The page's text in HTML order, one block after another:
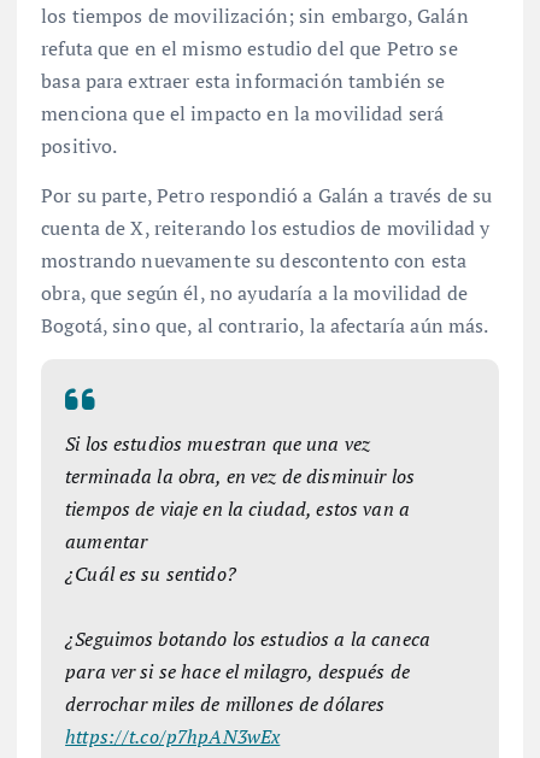
los tiempos de movilización; sin embargo, Galán
refuta que en el mismo estudio del que Petro se
basa para extraer esta información también se
menciona que el impacto en la movilidad será
positivo.
Por su parte, Petro respondió a Galán a través de su
cuenta de X, reiterando los estudios de movilidad y
mostrando nuevamente su descontento con esta
obra, que según él, no ayudaría a la movilidad de
Bogotá, sino que, al contrario, la afectaría aún más.
Si los estudios muestran que una vez
terminada la obra, en vez de disminuir los
tiempos de viaje en la ciudad, estos van a
aumentar
¿Cuál es su sentido?
¿Seguimos botando los estudios a la caneca
para ver si se hace el milagro, después de
derrochar miles de millones de dólares
https://t.co/p7hpAN3wEx